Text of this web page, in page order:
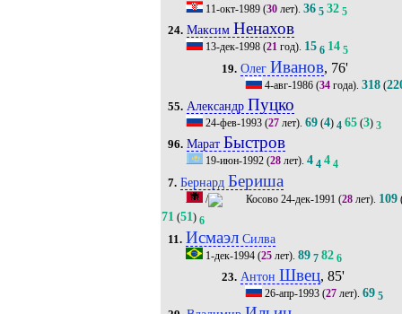
11-окт-1989(30лет). 36 5 32 5
24. Максим Ненахов
13-дек-1998(21год). 15 6 14 5
19. Олег Иванов, 76'
4-авг-1986 (34 года).318 (
55. Александр Пуцко
24-фев-1993(27лет). 69(4) 4 65(3) 3
96. Марат Быстров
19-июн-1992(28лет). 4 4 4 4
7. Бернард Бериша
/ 24-дек-1991 (28 лет). 109
71 (51) 6
11. ИсмаэлСилва
1-дек-1994(25лет). 89 7 82 6
23. Антон Швец, 85'
26-апр-1993 (27 лет).69 5